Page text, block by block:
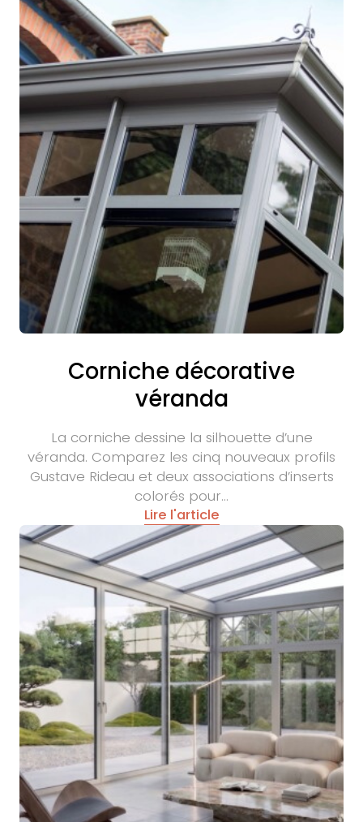
Corniche décorative
véranda
La corniche dessine la silhouette d’une
véranda. Comparez les cinq nouveaux profils
Gustave Rideau et deux associations d’inserts
colorés pour…
Lire l'article